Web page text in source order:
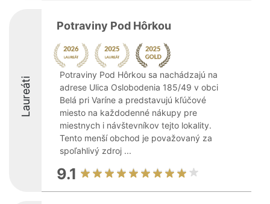
Laureáti
Potraviny Pod Hôrkou
Potraviny Pod Hôrkou sa nachádzajú na
adrese Ulica Oslobodenia 185/49 v obci
Belá pri Varíne a predstavujú kľúčové
miesto na každodenné nákupy pre
miestnych i návštevníkov tejto lokality.
Tento menší obchod je považovaný za
spoľahlivý zdroj ...
9.1